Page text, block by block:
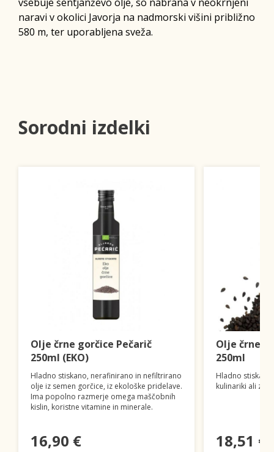
naravi v okolici Javorja na nadmorski višini približno
580 m, ter uporabljena sveža.
Sorodni izdelki
Olje črne gorčice Pečarič
250ml (EKO)
Hladno stiskano, nerafinirano in nefiltrirano
olje iz semen gorčice, iz ekološke pridelave.
Ima popolno razmerje omega maščobnih
kislin, koristne vitamine in minerale.
16,90 €
Olje
250ml
Hladno
kulinariki ali za
18,51 €